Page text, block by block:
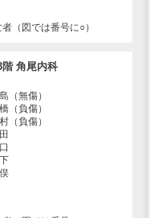
（図では番号に○）
角尾内科
（無傷）
（負傷）
（負傷）